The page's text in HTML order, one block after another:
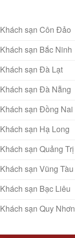
Khách sạn Côn Đảo
Khách sạn Bắc Ninh
Khách sạn Đà Lạt
Khách sạn Đà Nẵng
Khách sạn Đồng Nai
Khách sạn Hạ Long
Khách sạn Quảng Trị
Khách sạn Vũng Tàu
Khách sạn Bạc Liêu
Khách sạn Quy Nhơn